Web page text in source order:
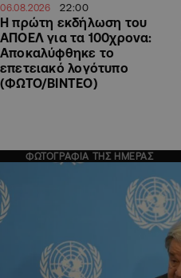
06.08.2026 22:00
Η πρώτη εκδήλωση του
ΑΠΟΕΛ για τα 100χρονα:
Αποκαλύφθηκε το
επετειακό λογότυπο
(ΦΩΤΟ/ΒΙΝΤΕΟ)
ΦΩΤΟΓΡΑΦΙΑ ΤΗΣ ΗΜΕΡΑΣ